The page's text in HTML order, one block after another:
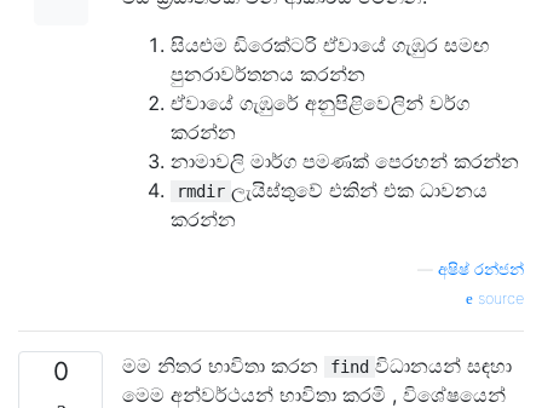
සියළුම ඩිරෙක්ටරි ඒවායේ ගැඹුර සමඟ
පුනරාවර්තනය කරන්න
ඒවායේ ගැඹුරේ අනුපිළිවෙලින් වර්ග
කරන්න
නාමාවලි මාර්ග පමණක් පෙරහන් කරන්න
rmdir ලැයිස්තුවේ එකින් එක ධාවනය
කරන්න
අෂිෂ් රන්ජන්
source
0 මම නිතර භාවිතා කරන find විධානයන් සඳහා
මෙම අන්වර්ථයන් භාවිතා කරමි , විශේෂයෙන්